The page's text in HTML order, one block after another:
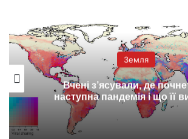
Земля
Вчені з’ясували, де
наступна пандемія і що її